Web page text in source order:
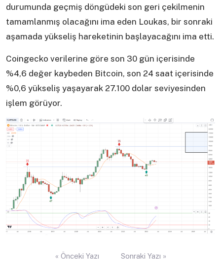
durumunda geçmiş döngüdeki son geri çekilmenin
tamamlanmış olacağını ima eden Loukas, bir sonraki
aşamada yükseliş hareketinin başlayacağını ima etti.
Coingecko verilerine göre son 30 gün içerisinde
%4,6 değer kaybeden Bitcoin, son 24 saat içerisinde
%0,6 yükseliş yaşayarak 27.100 dolar seviyesinden
işlem görüyor.
« Önceki Yazı Sonraki Yazı »